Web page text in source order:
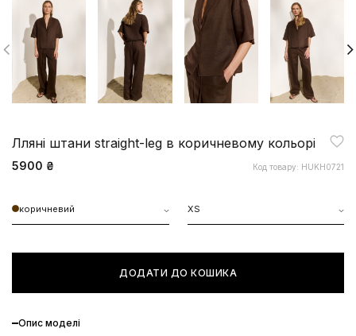
Лляні штани straight-leg в коричневому кольорі
5900 ₴ Код товару: HUKH0721
коричневий XS
ДОДАТИ ДО КОШИКА
Опис моделі